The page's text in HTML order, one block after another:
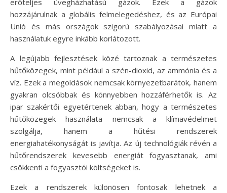
hozzájárulnak a globális felmelegedéshez, és az Európai
Unió és más országok szigorú szabályozásai miatt a
használatuk egyre inkább korlátozott.
A legújabb fejlesztések közé tartoznak a természetes
hűtőközegek, mint például a szén-dioxid, az ammónia és a
víz. Ezek a megoldások nemcsak környezetbarátok, hanem
gyakran olcsóbbak és könnyebben hozzáférhetők is. Az
ipar szakértői egyetértenek abban, hogy a természetes
hűtőközegek használata nemcsak a klímavédelmet
szolgálja, hanem a hűtési rendszerek
energiahatékonyságát is javítja. Az új technológiák révén a
hűtőrendszerek kevesebb energiát fogyasztanak, ami
csökkenti a fogyasztói költségeket is.
Ezek a rendszerek különösen fontosak lehetnek a